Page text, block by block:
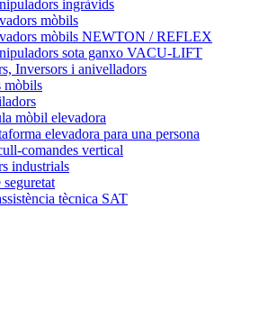
ingràvids
mòbils
mòbils NEWTON / REFLEX
sota ganxo VACU-LIFT
Inversors i anivelladors
mòbils
mòbil elevadora
elevadora para una persona
comandes vertical
industrials
tècnica SAT